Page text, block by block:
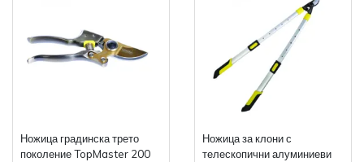
Ножица градинска трето
поколение TopMaster 200
Ножица за клони с
телескопични алуминиеви